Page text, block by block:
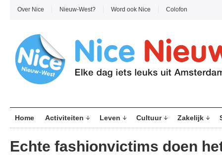
Over Nice Nieuw-West? Word ook Nice Colofon
Home Activiteiten Leven Cultuur Zakelijk
Echte fashionvictims doen